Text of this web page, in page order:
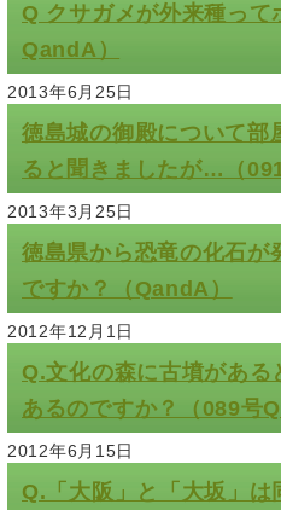
Q クサガメが外来種っ
QandA）
2013年6月25日
徳島城の御殿について部
ると聞きましたが…（
2013年3月25日
徳島県から恐竜の化石が
ですか？（QandA）
2012年12月1日
Q.文化の森に古墳がある
あるのですか？（089号
2012年6月15日
Q.「大阪」と「大坂」